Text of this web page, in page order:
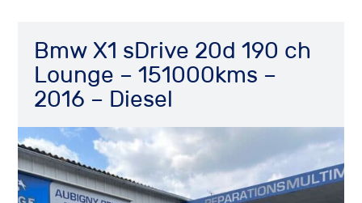
Bmw X1 sDrive 20d 190 ch
Lounge – 151000kms –
2016 – Diesel